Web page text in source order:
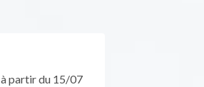
partir du 15/07